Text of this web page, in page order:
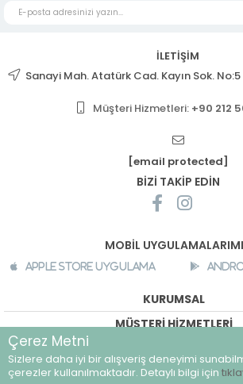
İLETİŞİM
Sanayi Mah. Atatürk Cad. Kayın Sok.
Müşteri Hizmetleri: +90 212
[email protected]
BİZİ TAKİP EDİN
MOBİL
Apple Store Uygulama
KURUMSAL
MÜŞTERİ HİZMETLERİ
©breeze.com.tr - Tüm hakları
Çerez Metni
Sizlere daha iyi bir alışveriş deneyimi
çerezler kullanılmaktadır. Detaylı bilgi için